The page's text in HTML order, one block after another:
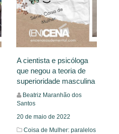
A cientista e psicóloga
que negou a teoria de
superioridade masculina
Beatriz Maranhão dos
Santos
20 de maio de 2022
Coisa de Mulher: paralelos